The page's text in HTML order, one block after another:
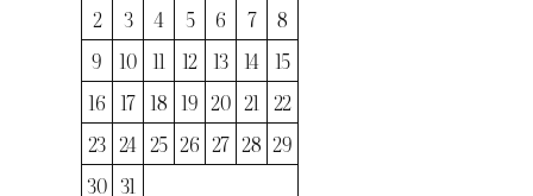
2
3 4 5 6 7
8
9
10 11 12 13 14 15
16 17 18 19 20 21 22
23 24 25 26 27 28 29
30 31